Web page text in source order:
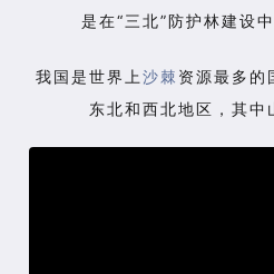
是在“三北”防护林建设
我国是世界上 沙棘 资源最多的
东北和西北地区，其中